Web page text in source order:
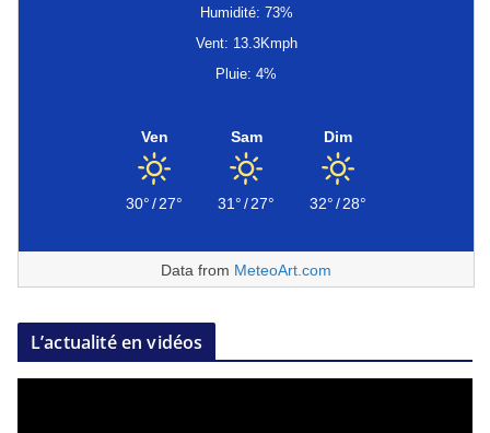
Humidité: 73%
Vent: 13.3Kmph
Pluie: 4%
Ven
30°/27°
Sam
31°/27°
Dim
32°/28°
Data from MeteoArt.com
L’actualité en vidéos